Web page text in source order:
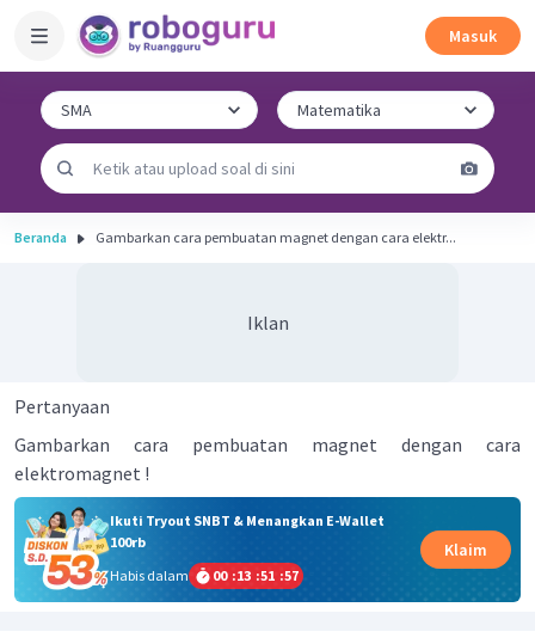
Masuk
Beranda Gambarkan cara pembuatan magnet dengan cara elektr...
Iklan
Pertanyaan
Gambarkan cara pembuatan magnet dengan cara
elektromagnet !
Ikuti Tryout SNBT & Menangkan E-Wallet
100rb
Habis dalam
00 :13 :51 :57
Klaim